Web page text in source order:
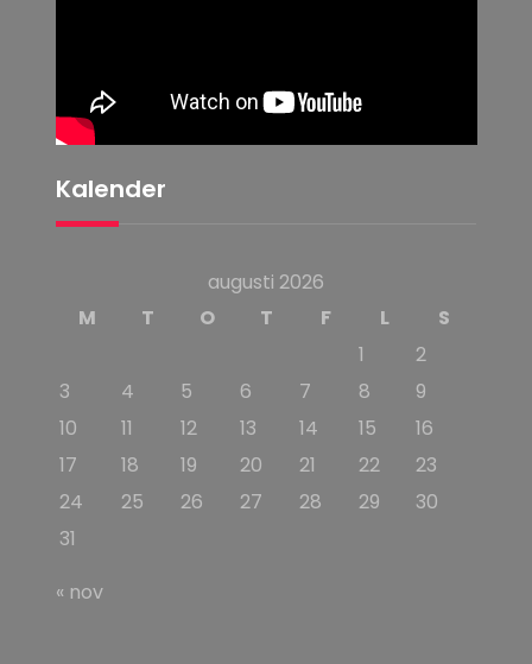
Kalender
augusti 2026
M
T O T F L
S
1
2
3
4 5 6 7 8
9
10
11 12 13 14 15
16
17
18 19 20 21 22
23
24
25 26 27 28 29
30
31
« nov